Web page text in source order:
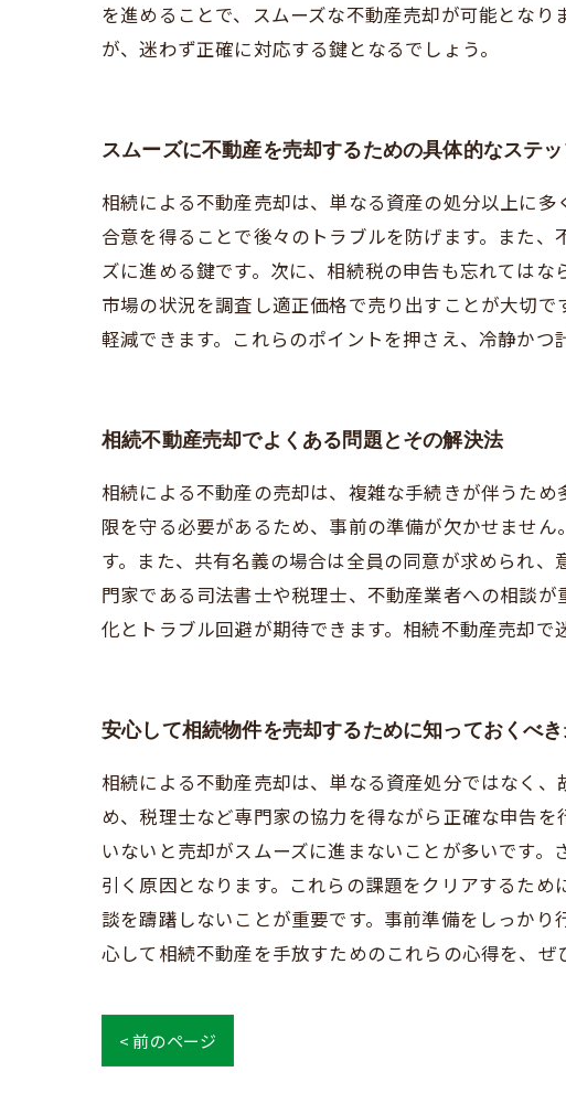
を進めることで、スムーズな不動産売却が可能とな
が、迷わず正確に対応する鍵となるでしょう。
スムーズに不動産を売却するための具体的なステ
相続による不動産売却は、単なる資産の処分以上に
合意を得ることで後々のトラブルを防げます。また
ズに進める鍵です。次に、相続税の申告も忘れては
市場の状況を調査し適正価格で売り出すことが大切
軽減できます。これらのポイントを押さえ、冷静か
相続不動産売却でよくある問題とその解決法
相続による不動産の売却は、複雑な手続きが伴うた
限を守る必要があるため、事前の準備が欠かせませ
す。また、共有名義の場合は全員の同意が求められ
門家である司法書士や税理士、不動産業者への相談
化とトラブル回避が期待できます。相続不動産売却で
安心して相続物件を売却するために知っておくべ
相続による不動産売却は、単なる資産処分ではなく
め、税理士など専門家の協力を得ながら正確な申告
いないと売却がスムーズに進まないことが多いです
引く原因となります。これらの課題をクリアするた
談を躊躇しないことが重要です。事前準備をしっか
心して相続不動産を手放すためのこれらの心得を、ぜ
< 前のページ